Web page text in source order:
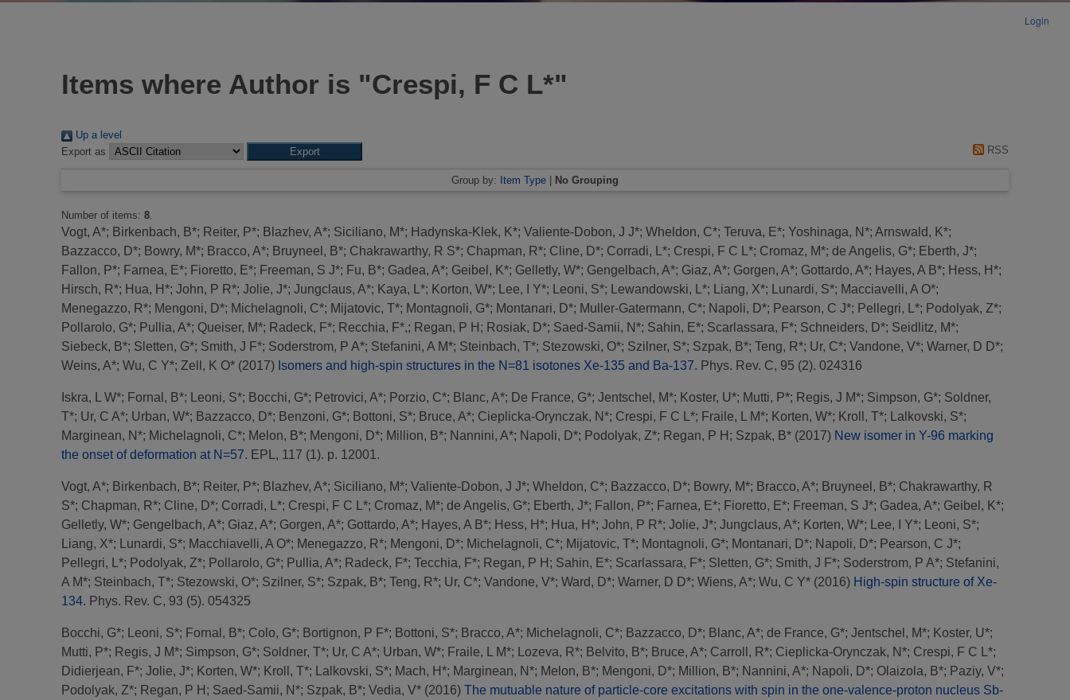
Login
Items where Author is "Crespi, F C L*"
Up a level
Export as
RSS
Group by: Item Type No Grouping
Number of items: 8
Vogt, A*; Birkenbach, B*; Reiter, P*; Blazhev, A*; Siciliano, M*; Hadynska-Klek, K*; Valiente-Dobon, J J*; Wheldon, C*; Teruva, E*; Yoshinaga, N*; Arnswald, K*;
Bazzacco, D*; Bowry, M*; Bracco, A*; Bruyneel, B*; Chakrawarthy, R S*; Chapman, R*; Cline, D*; Corradi, L*; Crespi, F C L*; Cromaz, M*; de Angelis, G*; Eberth, J*;
Fallon, P*; Farnea, E*; Fioretto, E*; Freeman, S J*; Fu, B*; Gadea, A*; Geibel, K*; Gelletly, W*; Gengelbach, A*; Giaz, A*; Gorgen, A*; Gottardo, A*; Hayes, A B*; Hess, H*;
Hirsch, R*; Hua, H*; John, P R*; Jolie, J*; Jungclaus, A*; Kaya, L*; Korton, W*; Lee, I Y*; Leoni, S*; Lewandowski, L*; Liang, X*; Lunardi, S*; Macciavelli, A O*;
Menegazzo, R*; Mengoni, D*; Michelagnoli, C*; Mijatovic, T*; Montagnoli, G*; Montanari, D*; Muller-Gatermann, C*; Napoli, D*; Pearson, C J*; Pellegri, L*; Podolyak, Z*;
Pollarolo, G*; Pullia, A*; Queiser, M*; Radeck, F*; Recchia, F*,; Regan, P H ; Rosiak, D*; Saed-Samii, N*; Sahin, E*; Scarlassara, F*; Schneiders, D*; Seidlitz, M*;
Siebeck, B*; Sletten, G*; Smith, J F*; Soderstrom, P A*; Stefanini, A M*; Steinbach, T*; Stezowski, O*; Szilner, S*; Szpak, B*; Teng, R*; Ur, C*; Vandone, V*; Warner, D D*;
Weins, A*; Wu, C Y*; Zell, K O* (2017) Isomers and high-spin structures in the N=81 isotones Xe-135 and Ba-137. Phys. Rev. C, 95 (2). 024316
Iskra, L W*; Fornal, B*; Leoni, S*; Bocchi, G*; Petrovici, A*; Porzio, C*; Blanc, A*; De France, G*; Jentschel, M*; Koster, U*; Mutti, P*; Regis, J M*; Simpson, G*; Soldner,
T*; Ur, C A*; Urban, W*; Bazzacco, D*; Benzoni, G*; Bottoni, S*; Bruce, A*; Cieplicka-Orynczak, N*; Crespi, F C L*; Fraile, L M*; Korten, W*; Kroll, T*; Lalkovski, S*;
Marginean, N*; Michelagnoli, C*; Melon, B*; Mengoni, D*; Million, B*; Nannini, A*; Napoli, D*; Podolyak, Z*; Regan, P H ; Szpak, B* (2017) New isomer in Y-96 marking
the onset of deformation at N=57. EPL, 117 (1). p. 12001.
Vogt, A*; Birkenbach, B*; Reiter, P*; Blazhev, A*; Siciliano, M*; Valiente-Dobon, J J*; Wheldon, C*; Bazzacco, D*; Bowry, M*; Bracco, A*; Bruyneel, B*; Chakrawarthy, R
S*; Chapman, R*; Cline, D*; Corradi, L*; Crespi, F C L*; Cromaz, M*; de Angelis, G*; Eberth, J*; Fallon, P*; Farnea, E*; Fioretto, E*; Freeman, S J*; Gadea, A*; Geibel, K*;
Gelletly, W*; Gengelbach, A*; Giaz, A*; Gorgen, A*; Gottardo, A*; Hayes, A B*; Hess, H*; Hua, H*; John, P R*; Jolie, J*; Jungclaus, A*; Korten, W*; Lee, I Y*; Leoni, S*;
Liang, X*; Lunardi, S*; Macchiavelli, A O*; Menegazzo, R*; Mengoni, D*; Michelagnoli, C*; Mijatovic, T*; Montagnoli, G*; Montanari, D*; Napoli, D*; Pearson, C J*;
Pellegri, L*; Podolyak, Z*; Pollarolo, G*; Pullia, A*; Radeck, F*; Tecchia, F*; Regan, P H ; Sahin, E*; Scarlassara, F*; Sletten, G*; Smith, J F*; Soderstrom, P A*; Stefanini,
A M*; Steinbach, T*; Stezowski, O*; Szilner, S*; Szpak, B*; Teng, R*; Ur, C*; Vandone, V*; Ward, D*; Warner, D D*; Wiens, A*; Wu, C Y* (2016) High-spin structure of Xe-
134. Phys. Rev. C, 93 (5). 054325
Bocchi, G*; Leoni, S*; Fornal, B*; Colo, G*; Bortignon, P F*; Bottoni, S*; Bracco, A*; Michelagnoli, C*; Bazzacco, D*; Blanc, A*; de France, G*; Jentschel, M*; Koster, U*;
Mutti, P*; Regis, J M*; Simpson, G*; Soldner, T*; Ur, C A*; Urban, W*; Fraile, L M*; Lozeva, R*; Belvito, B*; Bruce, A*; Carroll, R*; Cieplicka-Orynczak, N*; Crespi, F C L*;
Didierjean, F*; Jolie, J*; Korten, W*; Kroll, T*; Lalkovski, S*; Mach, H*; Marginean, N*; Melon, B*; Mengoni, D*; Million, B*; Nannini, A*; Napoli, D*; Olaizola, B*; Paziy, V*;
Podolyak, Z*; Regan, P H ; Saed-Samii, N*; Szpak, B*; Vedia, V* (2016) The mutuable nature of particle-core excitations with spin in the one-valence-proton nucleus Sb-